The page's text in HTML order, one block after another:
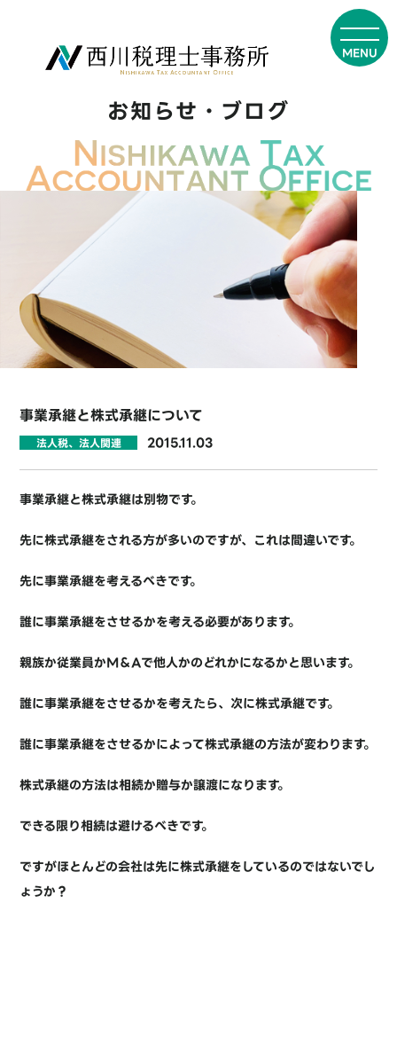
お知らせ・ブログ
事業承継と株式承継について
法人税、法人関連 2015.11.03
事業承継と株式承継は別物です。
先に株式承継をされる方が多いのですが、これは間違いです。
先に事業承継を考えるべきです。
誰に事業承継をさせるかを考える必要があります。
親族か従業員かM＆Aで他人かのどれかになるかと思います。
誰に事業承継をさせるかを考えたら、次に株式承継です。
誰に事業承継をさせるかによって株式承継の方法が変わります。
株式承継の方法は相続か贈与か譲渡になります。
できる限り相続は避けるべきです。
ですがほとんどの会社は先に株式承継をしているのではないでし
ょうか？